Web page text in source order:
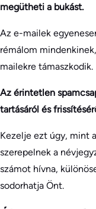
megütheti a bukást.
Az e-mailek
rémálom
mailekre támaszkodik.
Az érintetlen
tartásáról és
Kezelje ezt úgy, mint
szerepelnek a
számot hívna,
sodorhatja Önt.